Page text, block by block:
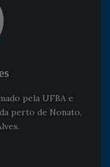
pela UFBA e
perto de Nonato,